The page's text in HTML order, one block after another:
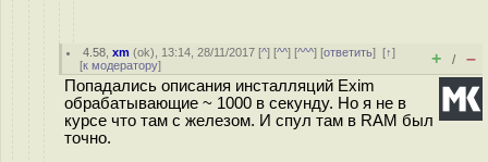
4.58 ,xm (ok), 13:14, 28/11/2017 [^] [^^] [^^^] [ответить][↑]
[к модератору] + / –
Попадались описания инсталляций Exim
обрабатывающие ~ 1000 в секунду. Но я не в
курсе что там с железом. И спул там в RAM был
точно.